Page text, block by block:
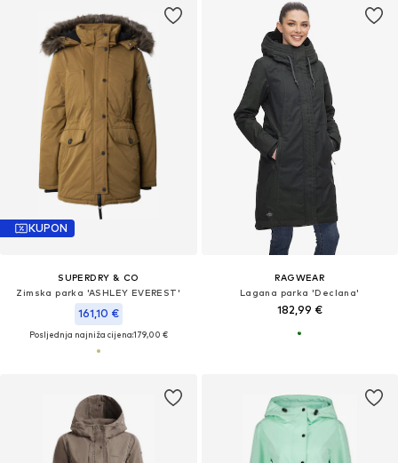
KUPON
SUPERDRY & CO
Zimska parka 'ASHLEY EVEREST'
161,10 €
Posljednja najniža cijena:179,00 €
RAGWEAR
Lagana parka 'Declana'
182,99 €